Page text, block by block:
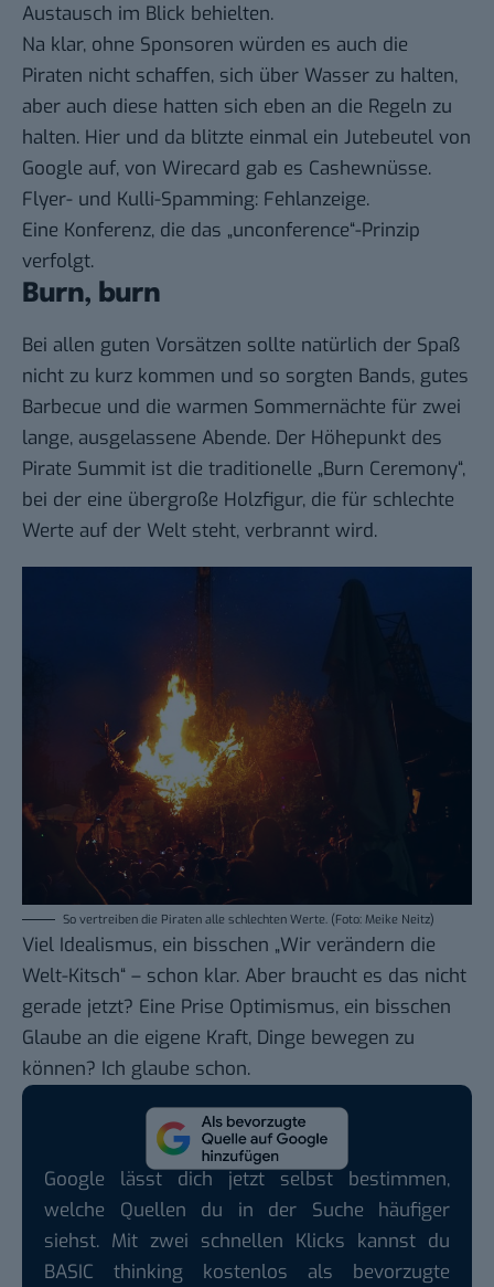
Austausch im Blick behielten.
Na klar, ohne Sponsoren würden es auch die
Piraten nicht schaffen, sich über Wasser zu halten,
aber auch diese hatten sich eben an die Regeln zu
halten. Hier und da blitzte einmal ein Jutebeutel von
Google auf, von Wirecard gab es Cashewnüsse.
Flyer- und Kulli-Spamming: Fehlanzeige.
Eine Konferenz, die das „unconference“-Prinzip
verfolgt.
Burn, burn
Bei allen guten Vorsätzen sollte natürlich der Spaß
nicht zu kurz kommen und so sorgten Bands, gutes
Barbecue und die warmen Sommernächte für zwei
lange, ausgelassene Abende. Der Höhepunkt des
Pirate Summit ist die traditionelle „Burn Ceremony“,
bei der eine übergroße Holzfigur, die für schlechte
Werte auf der Welt steht, verbrannt wird.
So vertreiben die Piraten alle schlechten Werte. (Foto: Meike Neitz)
Viel Idealismus, ein bisschen „Wir verändern die
Welt-Kitsch“ – schon klar. Aber braucht es das nicht
gerade jetzt? Eine Prise Optimismus, ein bisschen
Glaube an die eigene Kraft, Dinge bewegen zu
können? Ich glaube schon.
Google lässt dich jetzt selbst bestimmen,
welche Quellen du in der Suche häufiger
siehst. Mit zwei schnellen Klicks kannst du
BASIC thinking kostenlos als bevorzugte